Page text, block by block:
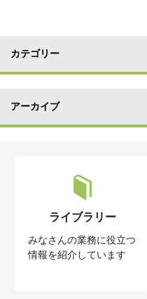
カテゴリー
アーカイブ
ライブラリー
みなさんの業務に役立つ
情報を紹介しています